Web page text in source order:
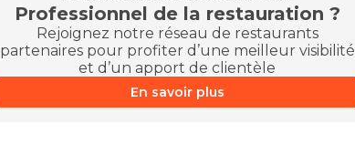
Professionnel de la restauration ?
Rejoignez notre réseau de restaurants
partenaires pour profiter d’une meilleur visibilité
et d’un apport de clientèle
En savoir plus